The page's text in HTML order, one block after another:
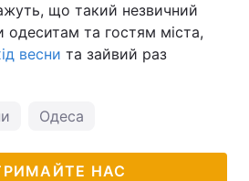
що такий незвичний
одеситам та гостям міста,
весни та зайвий раз
Одеса
НАС